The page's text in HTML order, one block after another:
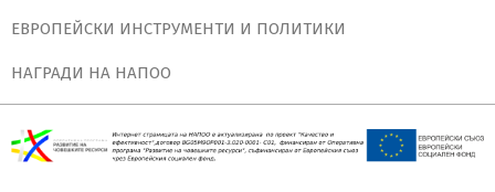
ЕВРОПЕЙСКИ ИНСТРУМЕНТИ И ПОЛИТИКИ
НАГРАДИ НА НАПОО